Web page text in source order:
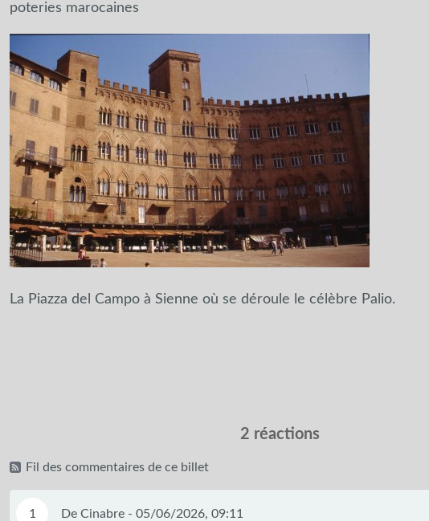
poteries marocaines
La Piazza del Campo à Sienne où se déroule le célèbre Palio.
2 réactions
Fil des commentaires de ce billet
1 De Cinabre - 05/06/2026, 09:11